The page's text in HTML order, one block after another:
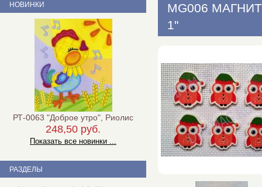
MG006
1"
НОВИНКИ
РТ-0063 "Доброе утро", Риолис
248,50 руб.
Показать все новинки ...
РАЗДЕЛЫ